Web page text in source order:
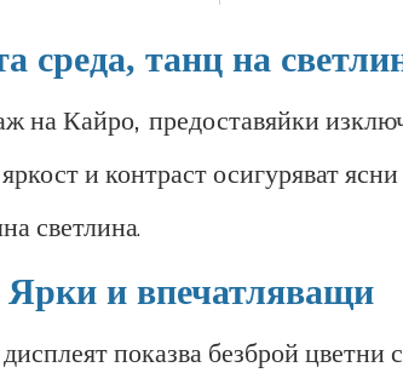
среда, танц на
на Кайро, предоставяйки
и контраст осигуряват
светлина.
Ярки и впечатляващи
показва безброй